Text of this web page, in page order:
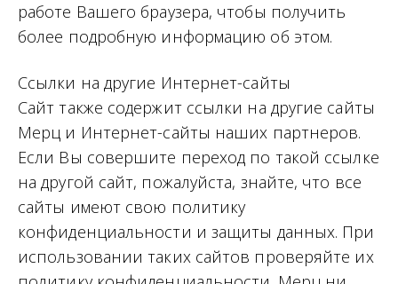
работе Вашего браузера, чтобы получить
более подробную информацию об этом.
Ссылки на другие Интернет-сайты
Сайт также содержит ссылки на другие сайты
Мерц и Интернет-сайты наших партнеров.
Если Вы совершите переход по такой ссылке
на другой сайт, пожалуйста, знайте, что все
сайты имеют свою политику
конфиденциальности и защиты данных. При
использовании таких сайтов проверяйте их